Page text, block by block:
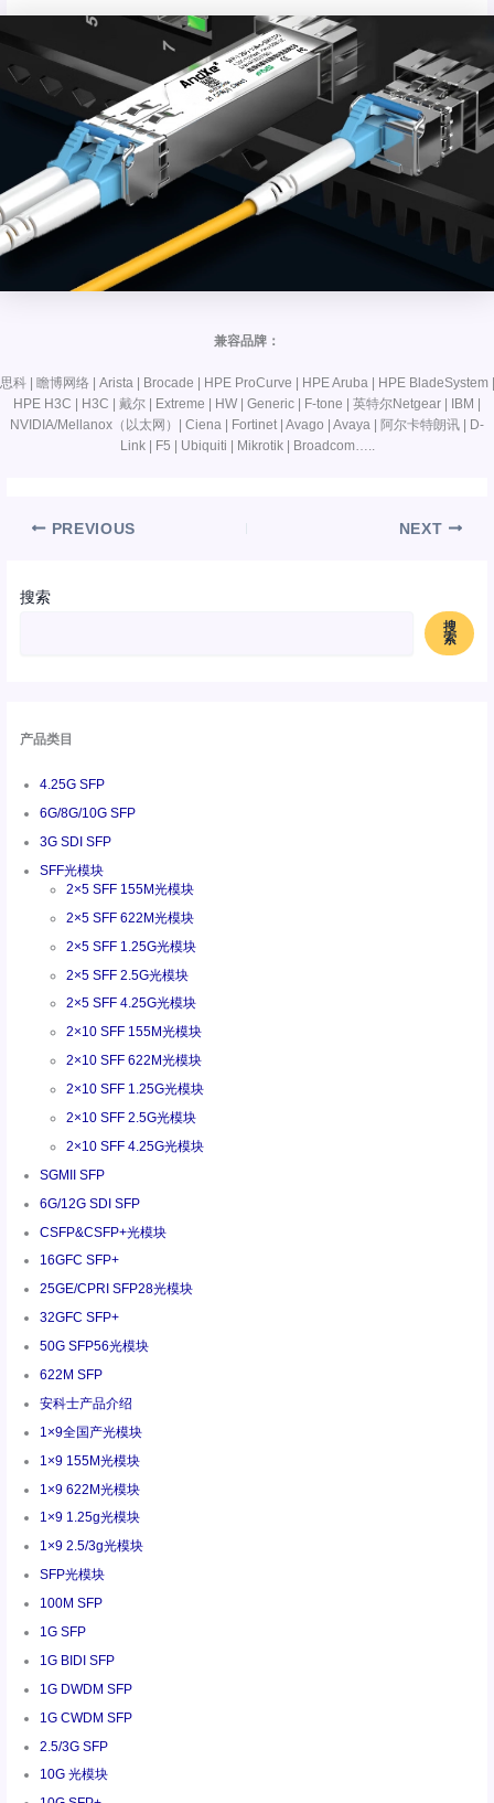
搜索
搜
索
产品类目
4.25G SFP
6G/8G/10G SFP
3G SDI SFP
SFF光模块
2×5 SFF 155M光模块
2×5 SFF 622M光模块
2×5 SFF 1.25G光模块
2×5 SFF 2.5G光模块
2×5 SFF 4.25G光模块
2×10 SFF 155M光模块
2×10 SFF 622M光模块
2×10 SFF 1.25G光模块
2×10 SFF 2.5G光模块
2×10 SFF 4.25G光模块
SGMII SFP
6G/12G SDI SFP
CSFP&CSFP+光模块
16GFC SFP+
25GE/CPRI SFP28光模块
32GFC SFP+
50G SFP56光模块
622M SFP
安科士产品介绍
1×9全国产光模块
1×9 155M光模块
1×9 622M光模块
1×9 1.25g光模块
1×9 2.5/3g光模块
SFP光模块
100M SFP
1G SFP
1G BIDI SFP
1G DWDM SFP
1G CWDM SFP
2.5/3G SFP
10G 光模块
兼容品牌：
思科 | 瞻博网络 | Arista | Brocade | HPE ProCurve | HPE Aruba | HPE BladeSystem |
HPE H3C | H3C | 戴尔 | Extreme | HW | Generic | F-tone | 英特尔Netgear | IBM |
NVIDIA/Mellanox（以太网）| Ciena | Fortinet | Avago | Avaya | 阿尔卡特朗讯 | D-
Link | F5 | Ubiquiti | Mikrotik | Broadcom…..
PREVIOUS NEXT